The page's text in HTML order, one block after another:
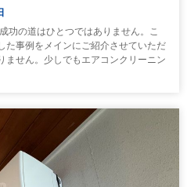
功の道はひとつではありません。こ
た事例をメインにご紹介させていただ
ません。少しでもエアコンクリーニン